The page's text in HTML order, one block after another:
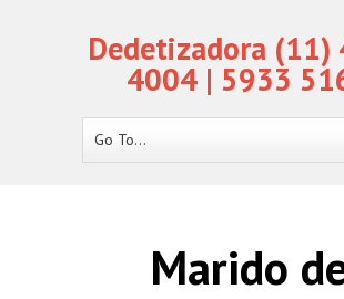
Dedetizadora (11)
4004 | 5933
Go To...
Marido